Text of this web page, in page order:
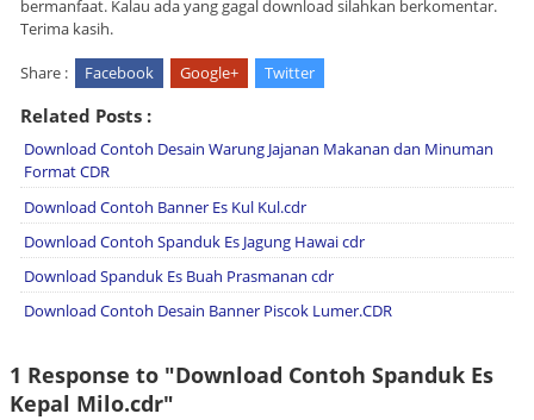
bermanfaat. Kalau ada yang gagal download silahkan berkomentar.
Terima kasih.
Share : Facebook Google+ Twitter
Related Posts :
Download Contoh Desain Warung Jajanan Makanan dan Minuman
Format CDR
Download Contoh Banner Es Kul Kul.cdr
Download Contoh Spanduk Es Jagung Hawai cdr
Download Spanduk Es Buah Prasmanan cdr
Download Contoh Desain Banner Piscok Lumer.CDR
1 Response to "Download Contoh Spanduk Es
Kepal Milo.cdr"